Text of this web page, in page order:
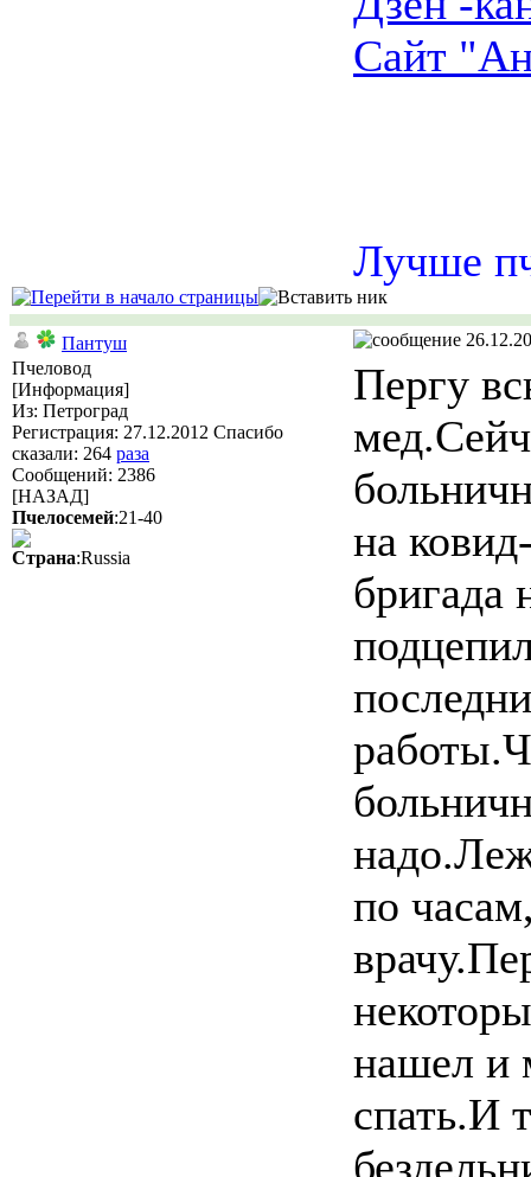
Сайт
Лучше
Пантуш
Пчеловод
[Информация]
Из: Петроград
Регистрация: 27.12.2012 Спасибо
сказали: 264 раза
Сообщений: 2386
[НАЗАД]
Пчелосемей:21-40
Страна:Russia
Пергу
на
бригада
по
нашел и
спать.И